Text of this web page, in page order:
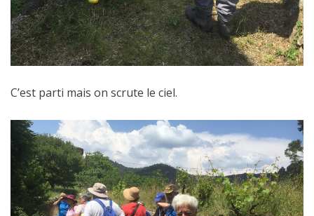
C’est parti mais on scrute le ciel.